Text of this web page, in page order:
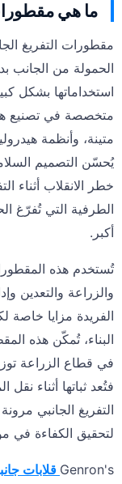
ما هي
مقطورات التفريغ
الحمولة من الجانب
متخصصة في تصنيع
متينة، وأنظمة
يُحسّن التصميم
خطر الانقلاب أثناء
الطرفية التي تُفرّغ
أكبر.
تُستخدم هذه
والزراعة والتعدين
الفريدة مزايا
البناء، تُمكّن هذه
في قطاع الزراعة
فتُعد ثباتها أثناء
التفريغ الجانبي
لتحقيق الكفاءة في
Genron's قلابات